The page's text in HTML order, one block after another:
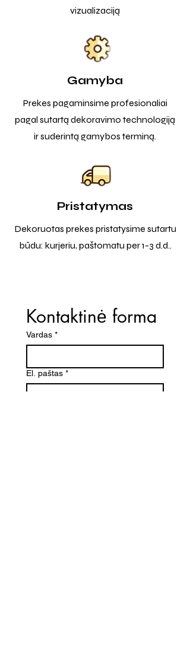
vizualizaciją
Gamyba
Prekes pagaminsime profesionaliai
pagal sutartą dekoravimo technologiją
ir suderintą gamybos terminą.
Pristatymas
Dekoruotas prekes pristatysime sutartu
būdu: kurjeriu, paštomatu per 1-3 d.d..
Kontaktinė forma
Vardas *
El. paštas *